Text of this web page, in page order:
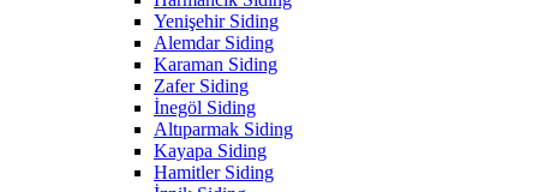
Yenişehir Siding
Alemdar Siding
Karaman Siding
Zafer Siding
İnegöl Siding
Altıparmak Siding
Kayapa Siding
Hamitler Siding